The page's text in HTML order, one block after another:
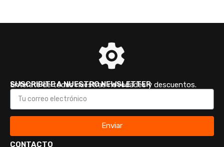
SUSCRIBITE A NUESTRO NEWSLETTER
Enterate de todas nuestras novedades y descuentos.
Enviar
CONTACTO